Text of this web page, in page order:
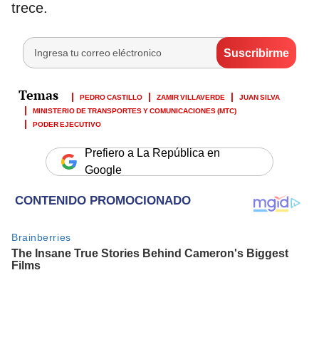
trece.
PEDRO CASTILLO ZAMIR VILLAVERDE
JUAN SILVA
MINISTERIO DE TRANSPORTES Y COMUNICACIONES (MTC)
PODER EJECUTIVO
Prefiero a La República en
Google